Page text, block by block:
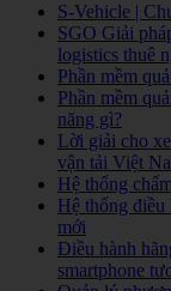
S-Vehicle |
SGO Giải
logistics thuê
Phần mềm
Phần mềm
năng gì?
Lời giải cho
vận tải Việt
Hệ thống
Hệ thống điều
mới
Điều hành
smartphone